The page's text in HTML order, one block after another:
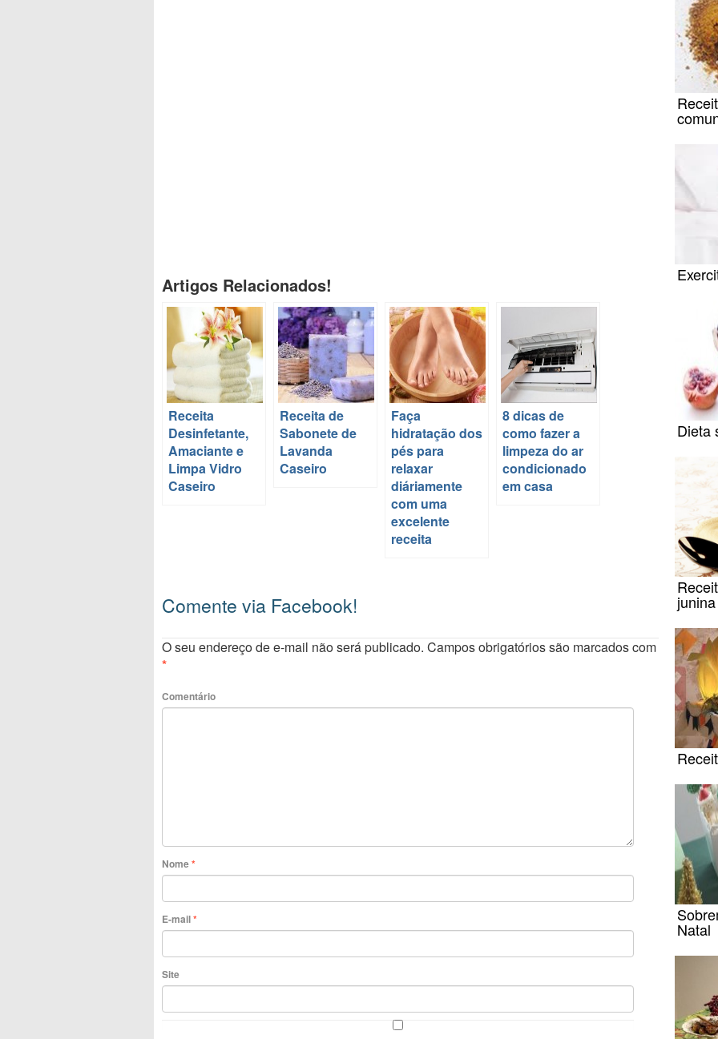
Artigos Relacionados!
Receita
Desinfetante,
Amaciante e
Limpa Vidro
Caseiro
Receita de
Sabonete de
Lavanda
Caseiro
Faça
hidratação dos
pés para
relaxar
diáriamente
com uma
excelente
receita
8 dicas de
como fazer a
limpeza do ar
condicionado
em casa
Comente via Facebook!
O seu endereço de e-mail não será publicado. Campos obrigatórios são marcados com
*
Comentário
Nome*
E-mail*
Site
Dieta
Natal